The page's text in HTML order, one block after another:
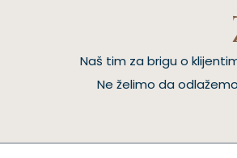
Naš tim za brigu o
Ne želimo da